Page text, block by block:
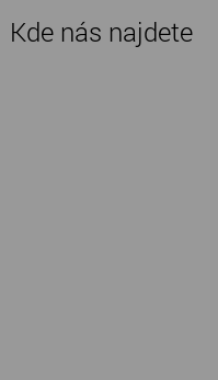
Kde nás najdete